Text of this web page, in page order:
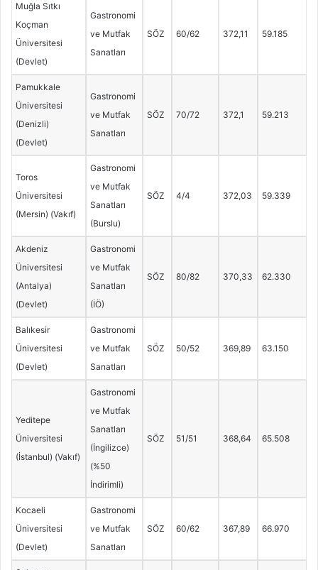
Muğla Sıtkı
Koçman
Üniversitesi
(Devlet)
Gastronomi
ve Mutfak
Sanatları
SÖZ 60/62 372,11 59.185
Pamukkale
Üniversitesi
(Denizli)
(Devlet)
Gastronomi
ve Mutfak
Sanatları
SÖZ 70/72 372,1 59.213
Toros
Üniversitesi
(Mersin) (Vakıf)
Gastronomi
ve Mutfak
Sanatları
(Burslu)
SÖZ 4/4 372,03 59.339
Akdeniz
Üniversitesi
(Antalya)
(Devlet)
Gastronomi
ve Mutfak
Sanatları
(İÖ)
SÖZ 80/82 370,33 62.330
Balıkesir
Üniversitesi
(Devlet)
Gastronomi
ve Mutfak
Sanatları
SÖZ 50/52 369,89 63.150
Yeditepe
Üniversitesi
(İstanbul) (Vakıf)
Gastronomi
ve Mutfak
Sanatları
(İngilizce)
(%50
İndirimli)
SÖZ 51/51 368,64 65.508
Kocaeli
Üniversitesi
(Devlet)
Gastronomi
ve Mutfak
Sanatları
SÖZ 60/62 367,89 66.970